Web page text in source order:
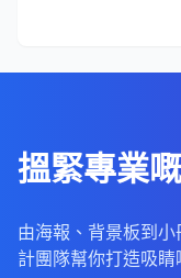
搵緊專業
由海報、背景板到
計團隊幫你打造吸睛